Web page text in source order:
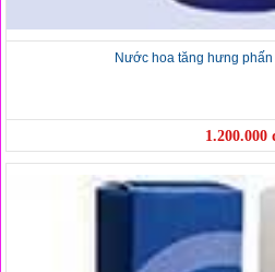
Nước hoa tăng hưng phấn
1.200.000